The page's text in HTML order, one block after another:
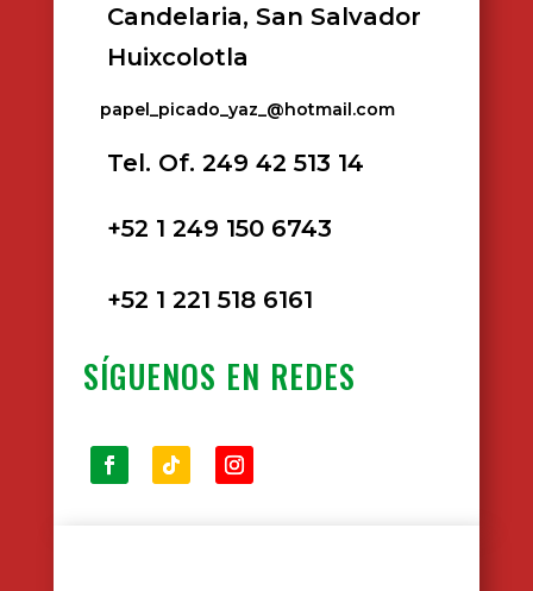
Candelaria, San Salvador
Huixcolotla
papel_picado_yaz_@hotmail.com
Tel. Of. 249 42 513 14
+52 1 249 150 6743
+52 1 221 518 6161
SÍGUENOS EN REDES